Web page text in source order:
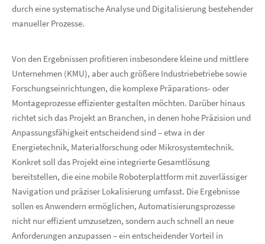
durch eine systematische Analyse und Digitalisierung bestehender
manueller Prozesse.
Von den Ergebnissen profitieren insbesondere kleine und mittlere
Unternehmen (KMU), aber auch größere Industriebetriebe sowie
Forschungseinrichtungen, die komplexe Präparations- oder
Montageprozesse effizienter gestalten möchten. Darüber hinaus
richtet sich das Projekt an Branchen, in denen hohe Präzision und
Anpassungsfähigkeit entscheidend sind – etwa in der
Energietechnik, Materialforschung oder Mikrosystemtechnik.
Konkret soll das Projekt eine integrierte Gesamtlösung
bereitstellen, die eine mobile Roboterplattform mit zuverlässiger
Navigation und präziser Lokalisierung umfasst. Die Ergebnisse
sollen es Anwendern ermöglichen, Automatisierungsprozesse
nicht nur effizient umzusetzen, sondern auch schnell an neue
Anforderungen anzupassen – ein entscheidender Vorteil in